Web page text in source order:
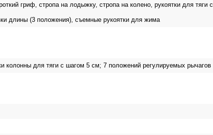
гриф, стропа на лодыжку, стропа на колено, рукоятки для тяги с
длины (3 положения), съемные рукоятки для жима
колонны для тяги с шагом 5 см; 7 положений регулируемых рычагов